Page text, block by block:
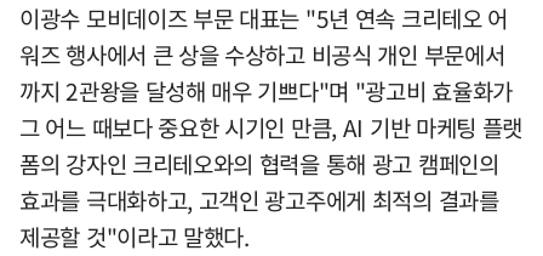
이광수 모비데이즈 부문 대표는 "5년 연속 크리테오 어
워즈 행사에서 큰 상을 수상하고 비공식 개인 부문에서
까지 2관왕을 달성해 매우 기쁘다"며 "광고비 효율화가
그 어느 때보다 중요한 시기인 만큼, AI 기반 마케팅 플랫
폼의 강자인 크리테오와의 협력을 통해 광고 캠페인의
효과를 극대화하고, 고객인 광고주에게 최적의 결과를
제공할 것"이라고 말했다.